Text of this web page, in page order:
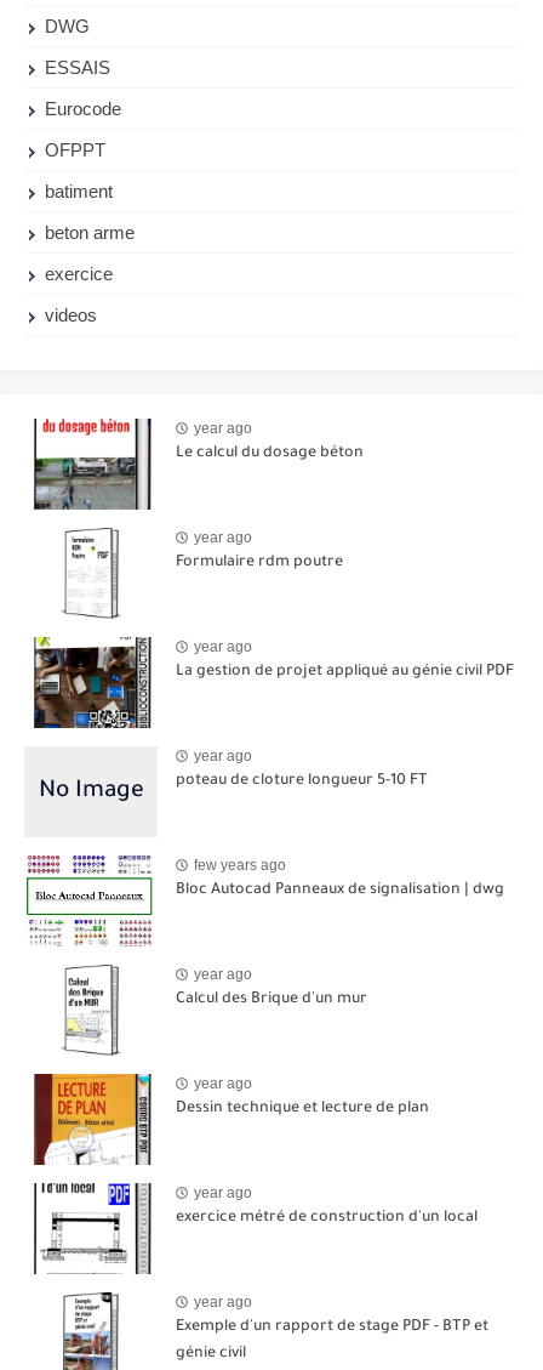
DWG
ESSAIS
Eurocode
OFPPT
batiment
beton arme
exercice
videos
year ago
Le calcul du dosage béton
year ago
Formulaire rdm poutre
year ago
La gestion de projet appliqué au génie civil PDF
year ago
poteau de cloture longueur 5-10 FT
few years ago
Bloc Autocad Panneaux de signalisation | dwg
year ago
Calcul des Brique d'un mur
year ago
Dessin technique et lecture de plan
year ago
exercice métré de construction d'un local
year ago
Exemple d'un rapport de stage PDF - BTP et
génie civil